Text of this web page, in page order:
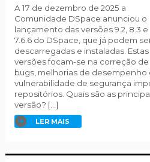
A 17 de dezembro de 2025 a
Comunidade DSpace anunciou o
lançamento das versões 9.2, 8.3 e
7.6.6 do DSpace, que já podem
descarregadas e instaladas. Estas
versões focam-se na correção de
bugs, melhorias de desempenho
vulnerabilidade de segurança
repositórios. Quais são as
versão? […]
LER MAIS